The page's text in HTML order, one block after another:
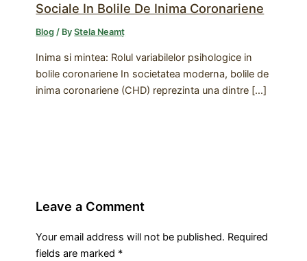
Sociale In Bolile De Inima Coronariene
Blog / ByStela Neamț
Inima si mintea: Rolul variabilelor psihologice in
bolile coronariene In societatea moderna, bolile de
inima coronariene (CHD) reprezinta una dintre […]
Leave a Comment
Your email address will not be published. Required
fields are marked *